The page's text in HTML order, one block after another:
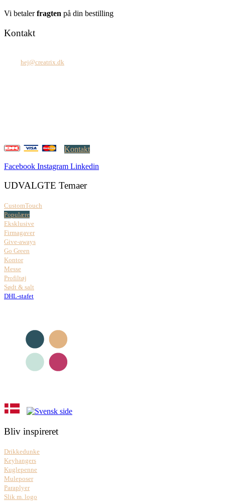
Vi betalerfragten på din bestilling
Kontakt
hej@creatrix.dk
Kontakt
Facebook Instagram Linkedin
UDVALGTE Temaer
CustomTouch
Populære
Eksklusive
Firmagaver
Give-aways
Go Green
Kontor
Messe
Profiltøj
Sødt & salt
DHL-stafet
Bliv inspireret
Drikkedunke
Keyhangers
Kuglepenne
Muleposer
Paraplyer
Slik m. logo